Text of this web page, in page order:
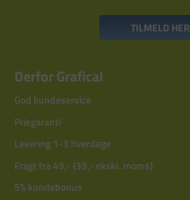
TILMELD HER
Derfor Grafical
God kundeservice
Prisgaranti
Levering 1-3 hverdage
Fragt fra 49,- (39,- ekskl. moms)
5% kundebonus